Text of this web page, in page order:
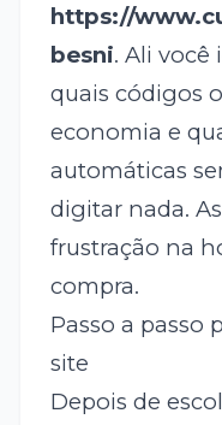
https://
besni. Ali
quais códigos
economia e
automáticas
digitar nada.
frustração na
compra.
Passo a passo
site
Depois de